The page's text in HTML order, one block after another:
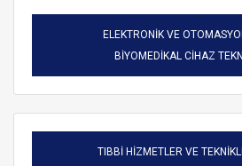
ELEKTRONİK VE
BİYOMEDİKAL CİHAZ
TIBBİ HİZMETLER VE